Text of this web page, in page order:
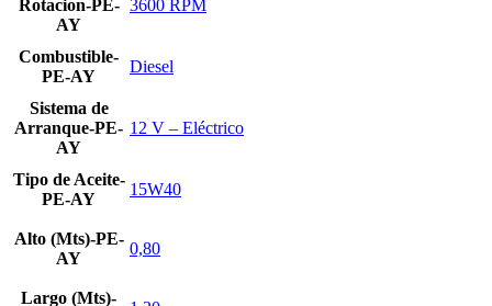
Rotacion-PE-
AY
3600 RPM
Combustible-
PE-AY
Diesel
Sistema de
Arranque-PE-
AY
12 V – Eléctrico
Tipo de Aceite-
PE-AY
15W40
Alto (Mts)-PE-
AY
0,80
Largo (Mts)-